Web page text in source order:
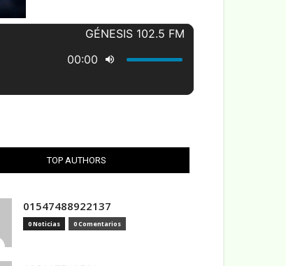
TOP AUTHORS
01547488922137
0 Noticias 0 Comentarios